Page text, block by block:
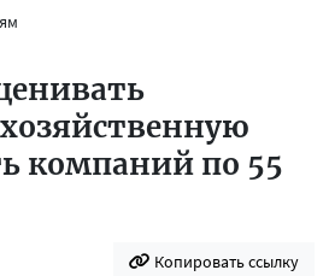
компаний по 55
Копировать ссылку